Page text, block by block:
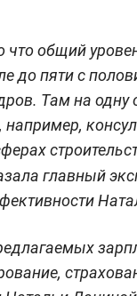
что общий
до пяти с
Там на одну
например,
главный